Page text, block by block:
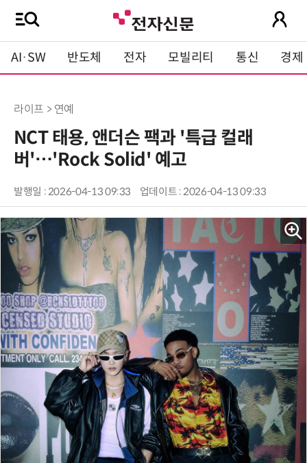
AI·SW 반도체 전자 모빌리티 통신 경제
라이프 > 연예
NCT 태용, 앤더슨 팩과 '특급 컬래
버'…'Rock Solid' 예고
발행일 : 2026-04-13 09:33 업데이트 : 2026-04-13 09:33